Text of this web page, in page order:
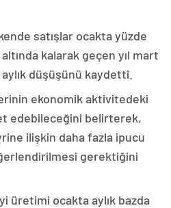
satışlar ocakta yüzde
kalarak geçen yıl mart
düşüşünü kaydetti.
ekonomik aktivitedeki
edebileceğini belirterek,
ilişkin daha fazla ipucu
gerektiğini
üretimi ocakta aylık bazda